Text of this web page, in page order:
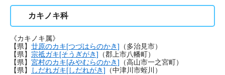
カキノキ科
《カキノキ属》
【県】 廿原のカキ[つづはらのかき] （多治見市）
【県】 宗祗ガキ[そうぎがき] （郡上市八幡町）
【県】 宮村のカキ[みやむらのかき] （高山市一之宮町）
【県】
しだれガキ[しだれがき] （中津川市蛭川）